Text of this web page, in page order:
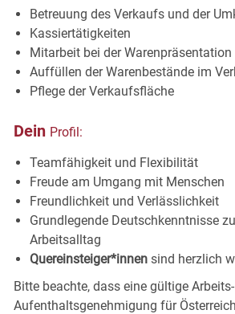
Betreuung des Verkaufs und der
Kassiertätigkeiten
Mitarbeit bei derWarenpräsentation
Auffüllen der Warenbestände im
Pflege derVerkaufsfläche
Dein Profil:
Teamfähigkeit und Flexibilität
Freude am Umgang mit Menschen
Freundlichkeit und Verlässlichkeit
Grundlegende Deutschkenntnisse
Arbeitsalltag
Quereinsteiger*innensind herzlich
Bitte beachte, dass eine gültige
Aufenthaltsgenehmigung für